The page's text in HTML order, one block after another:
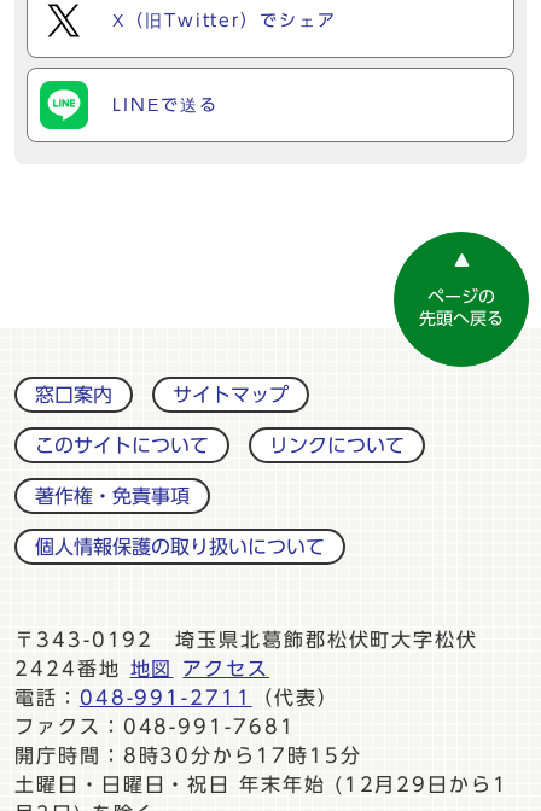
X（旧Twitter）でシェア
LINEで送る
ページの
先頭へ戻る
窓口案内 サイトマップ
このサイトについて リンクについて
著作権・免責事項
個人情報保護の取り扱いについて
〒343-0192 埼玉県北葛飾郡松伏町大字松伏
2424番地
地図
アクセス
電話： 048-991-2711
（代表）
ファクス：048-991-7681
開庁時間：8時30分から17時15分
土曜日・日曜日・祝日 年末年始 (12月29日から1